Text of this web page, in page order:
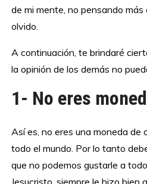
de mi mente, no pensando
olvido.
A continuación, te brindaré
la opinión de los demás no
1- No eres
Así es, no eres una moneda de
todo el mundo. Por lo tanto
que no podemos gustarle a
Jesucristo, siempre le hizo bien